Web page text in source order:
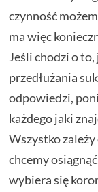
czynność
ma więc
Jeśli chodzi o
przedłużania
odpowiedzi,
każdego jaki
Wszystko
chcemy
wybiera się